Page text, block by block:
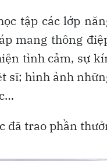
tập các lớp
mang thông
tình cảm, sự
sĩ; hình ảnh
đã trao phần